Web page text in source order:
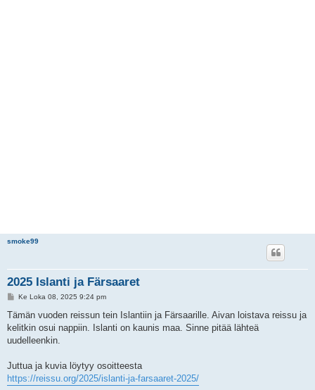
smoke99
2025 Islanti ja Färsaaret
V
e
t
i
Ke Loka 08, 2025 9:24 pm
Tämän vuoden reissun tein Islantiin ja Färsaarille. Aivan loistava reissu ja
kelitkin osui nappiin. Islanti on kaunis maa. Sinne pitää lähteä
uudelleenkin.
Juttua ja kuvia löytyy osoitteesta
https://reissu.org/2025/islanti-ja-farsaaret-2025/